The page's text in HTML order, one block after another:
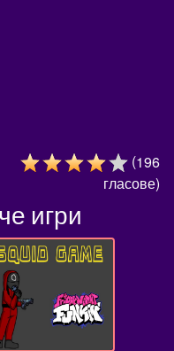
(196
гласове)
игри